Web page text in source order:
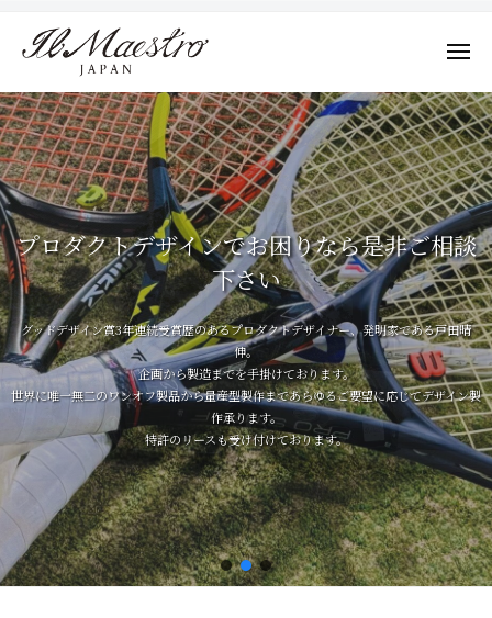
ン
ツ
へ
ス
キ
ッ
プ
株
式
会
社
M
A
E
S
T
R
O
J
A
P
A
N
デ
ザ
イ
ン
に
よ
っ
て
そ
の
プ
ロ
ク
可
能
性
メ
ュ
ー
プロダクトデザインでお困りなら是非ご相談
下さい
グッドデザイン賞3年連続受賞歴のあるプロダクトデザイナー、発明家である戸田晴
伸。
企画から製造までを手掛けております。
世界に唯一無二のワンオフ製品から量産型製作まであらゆるご要望に応じてデザイン製
作承ります。
特許のリースも受け付けております。
式
会
M
A
E
S
T
R
O
J
A
P
A
N